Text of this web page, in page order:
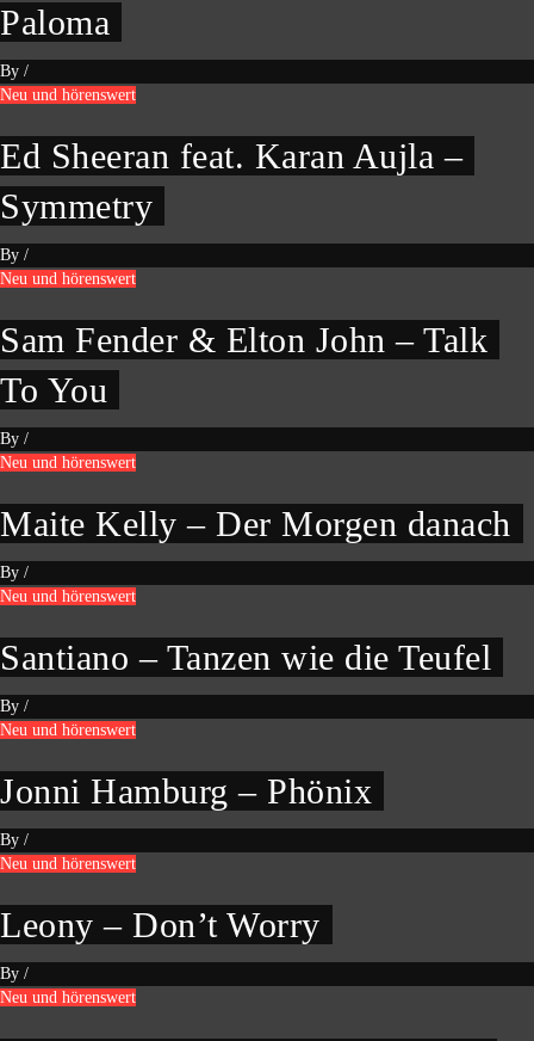
Paloma
By /
Neu und hörenswert
Ed Sheeran feat. Karan Aujla –
Symmetry
By /
Neu und hörenswert
Sam Fender & Elton John – Talk
To You
By /
Neu und hörenswert
Maite Kelly – Der Morgen danach
By /
Neu und hörenswert
Santiano – Tanzen wie die Teufel
By /
Neu und hörenswert
Jonni Hamburg – Phönix
By /
Neu und hörenswert
Leony – Don’t Worry
By /
Neu und hörenswert